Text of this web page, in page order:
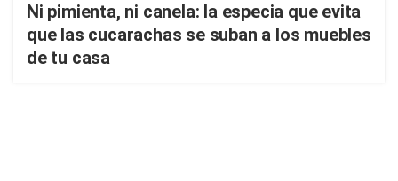
Ni pimienta, ni canela: la especia que evita
que las cucarachas se suban a los muebles
de tu casa